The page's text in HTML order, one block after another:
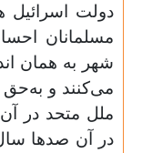
دولت اسرائیل
مسلمانان
شهر به همان
می‌کنند و
ملل متحد در
در آن صدها